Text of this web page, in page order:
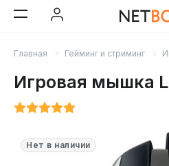
Главная Гейминг и стриминг
Игровая мышка
Нет в наличии